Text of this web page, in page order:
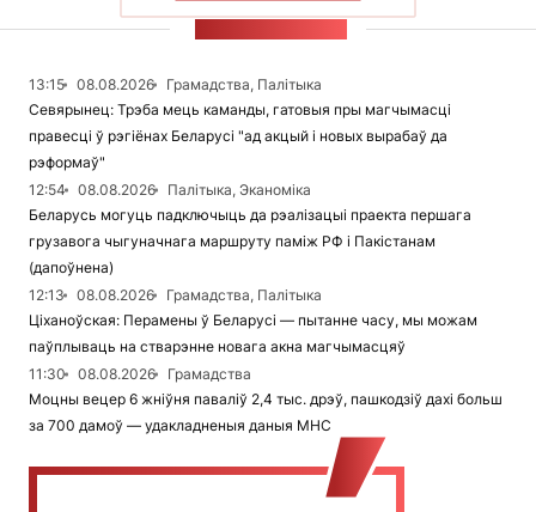
13:15 08.08.2026
Грамадства, Палітыка
Севярынец: Трэба мець каманды, гатовыя пры магчымасці
правесці ў рэгіёнах Беларусі "ад акцый і новых вырабаў да
рэформаў"
12:54
08.08.2026
Палітыка, Эканоміка
Беларусь могуць падключыць да рэалізацыі праекта першага
грузавога чыгуначнага маршруту паміж РФ і Пакістанам
(дапоўнена)
12:13
08.08.2026
Грамадства, Палітыка
Ціханоўская: Перамены ў Беларусі — пытанне часу, мы можам
паўплываць на стварэнне новага акна магчымасцяў
11:30
08.08.2026
Грамадства
Моцны вецер 6 жніўня паваліў 2,4 тыс. дрэў, пашкодзіў дахі больш
за 700 дамоў — удакладненыя даныя МНС